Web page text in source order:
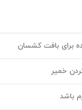
برای بافت کشسان
خمیر
باشد